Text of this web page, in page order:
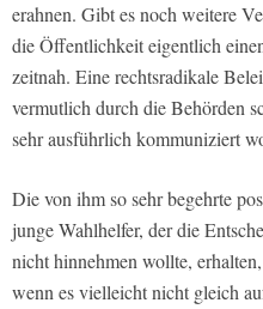
erahnen. Gibt es noch weitere
die Öffentlichkeit eigentlich
zeitnah. Eine rechtsradikale
vermutlich durch die Behörden
sehr ausführlich kommuniziert
Die von ihm so sehr begehrte
junge Wahlhelfer, der die
nicht hinnehmen wollte,
wenn es vielleicht nicht gleich